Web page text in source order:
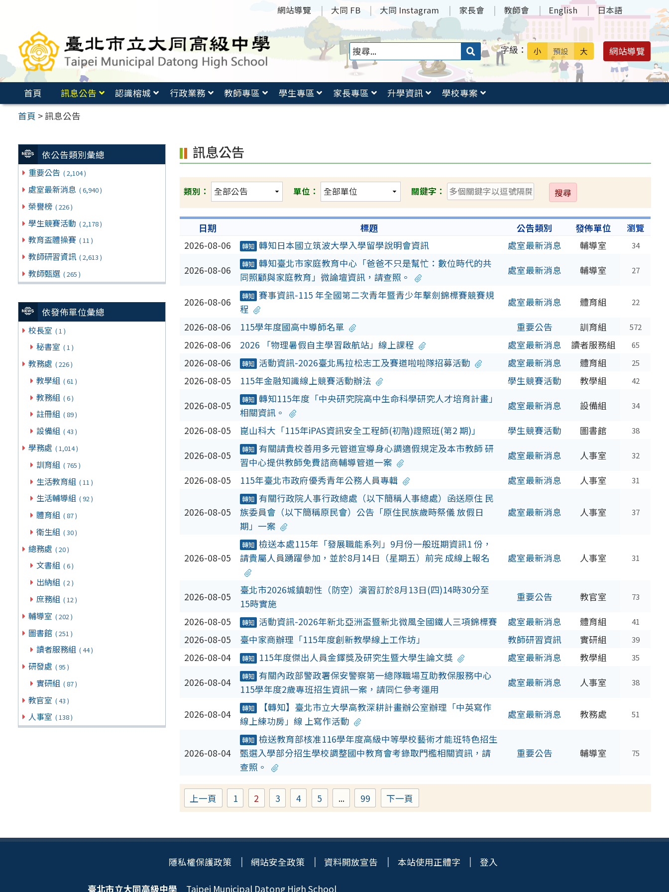
要
容
網站導覽 大同 FB 大同 Instagram 家長會 教師會 English 日本語
搜
送出 字級： 小 預設 大 網站導覽
首頁 訊息公告 認識榕城 行政業務 教師專區 學生專區 家長專區 升學資訊
學校專案
首頁 >訊息公告
依公告類別彙總
重要公告 ( 2,104 )
處室最新消息 ( 6,940 )
榮譽榜 ( 226 )
學生競賽活動 ( 2,178 )
教育盃體操賽 ( 11 )
教師研習資訊 ( 2,613 )
教師甄選 ( 265 )
依發佈單位彙總
校長室 ( 1 )
秘書室 ( 1 )
教務處 ( 226 )
教學組 ( 61 )
教務組 ( 6 )
註冊組 ( 89 )
設備組 ( 43 )
學務處 ( 1,014 )
訓育組 ( 765 )
生活教育組 ( 11 )
生活輔導組 ( 92 )
體育組 ( 87 )
衛生組 ( 30 )
總務處 ( 20 )
文書組 ( 6 )
出納組 ( 2 )
庶務組 ( 12 )
輔導室 ( 202 )
圖書館 ( 251 )
讀者服務組 ( 44 )
研發處 ( 95 )
實研組 ( 87 )
教官室 ( 43 )
人事室 ( 138 )
訊息公告
類別： 單位： 關鍵字：
送
出
日期 標題 公告類別 發佈單位
瀏覽
2026-08-06
轉知 轉知日本國立筑波大學入學留學說明會資訊 處室最新消息 輔導室 34
2026-08-06 轉知 轉知臺北市家庭教育中心「爸爸不只是幫忙：數位時代的共
同照顧與家庭教育」微論壇資訊，請查照。
處室最新消息 輔導室 27
2026-08-06 轉知 賽事資訊-115 年全國第二次青年暨青少年擊劍錦標賽競賽規
程
處室最新消息 體育組 22
2026-08-06 115學年度國高中導師名單 重要公告 訓育組 572
2026-08-06 2026 「物理暑假自主學習啟航站」線上課程 處室最新消息 讀者服務組 65
2026-08-06 轉知 活動資訊-2026臺北馬拉松志工及賽道啦啦隊招募活動 處室最新消息 體育組 25
2026-08-05 115年金融知識線上競賽活動辦法 學生競賽活動 教學組 42
2026-08-05 轉知 轉知115年度「中央研究院高中生命科學研究人才培育計畫」
相關資訊。
處室最新消息 設備組 34
2026-08-05 崑山科大「115年iPAS資訊安全工程師(初階)證照班(第2 期)」 學生競賽活動 圖書館 38
2026-08-05 轉知 有關請貴校善用多元管道宣導身心調適假規定及本市教師 研
習中心提供教師免費諮商輔導管道一案
處室最新消息 人事室 32
2026-08-05 115年臺北市政府優秀青年公務人員專輯 處室最新消息 人事室 31
2026-08-05
轉知 有關行政院人事行政總處（以下簡稱人事總處）函送原住 民
族委員會（以下簡稱原民會）公告「原住民族歲時祭儀 放假日
期」一案
處室最新消息 人事室 37
2026-08-05
轉知 檢送本處115年「發展職能系列」9月份一般班期資訊1 份，
請貴屬人員踴躍參加，並於8月14日（星期五）前完 成線上報名
處室最新消息 人事室 31
2026-08-05
臺北市2026城鎮韌性（防空）演習訂於8月13日(四)14時30分至
15時實施
重要公告 教官室 73
2026-08-05 轉知 活動資訊-2026年新北亞洲盃暨新北微風全國鐵人三項錦標賽 處室最新消息 體育組 41
2026-08-05 臺中家商辦理「115年度創新教學線上工作坊」 教師研習資訊 實研組 39
2026-08-04 轉知 115年度傑出人員金鐸獎及研究生暨大學生論文獎 處室最新消息 教學組 35
2026-08-04 轉知 有關內政部警政署保安警察第一總隊職場互助教保服務中心
115學年度2歲專班招生資訊一案，請同仁參考運用
處室最新消息 人事室 38
2026-08-04 轉知
【轉知】臺北市立大學高教深耕計畫辦公室辦理「中英寫作
線上練功房」線 上寫作活動
處室最新消息 教務處 51
2026-08-04
轉知 檢送教育部核准116學年度高級中等學校藝術才能班特色招生
甄選入學部分招生學校調整國中教育會考錄取門檻相關資訊，請
查照。
重要公告 輔導室 75
上一頁 Page
1 Page
2 Page
3 Page
4 Page
5 ... Page
99 下一頁
隱私權保護政策 網站安全政策 資料開放宣告 本站使用正體字 登入
臺北市立大同高級中學 Taipei Municipal Datong High School